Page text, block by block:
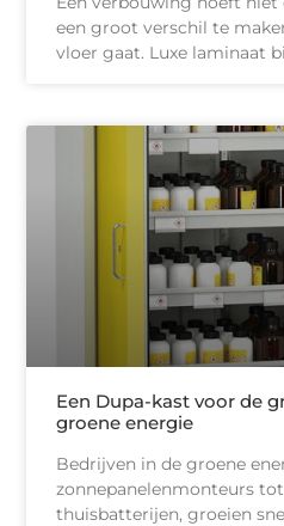
een groot verschil te
vloer gaat. Luxe laminaat
Een Dupa-kast voor de
groene energie
Bedrijven in de groene
zonnepanelenmonteurs
thuisbatterijen, groeien